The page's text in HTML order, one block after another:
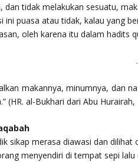
dan tidak melakukan sesuatu,
ini puasa atau tidak, kalau yang
oleh karena itu dalam hadits
makannya, minumnya, dan
(HR. al-Bukhari dari Abu
sikap merasa diawasi dan
menyendiri di tempat sepi